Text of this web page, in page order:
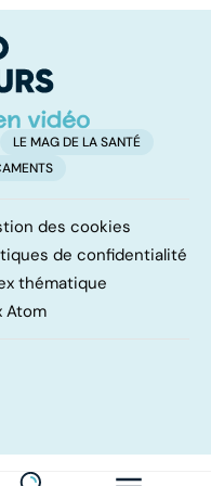
LE MAG DE LA SANTÉ
des cookies
de confidentialité
thématique
Atom